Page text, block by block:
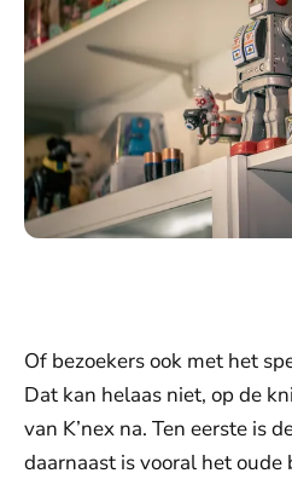
Of bezoekers ook met het
Dat kan helaas niet, op de
van K’nex na. Ten eerste is
daarnaast is vooral het